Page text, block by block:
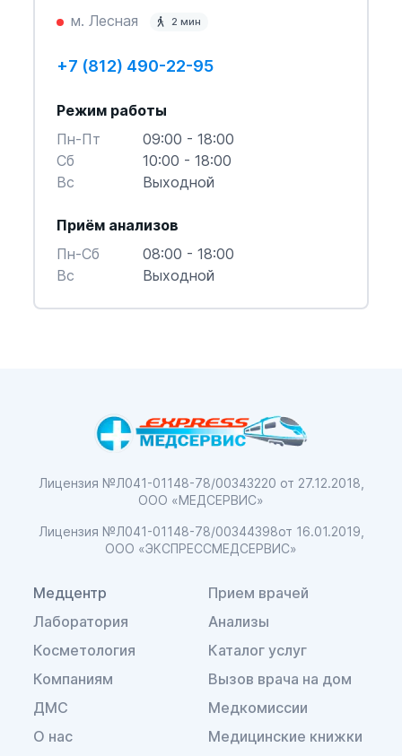
м. Лесная 2 мин
+7 (812) 490-22-95
Режим работы
Пн-Пт
09:00 - 18:00
Cб
10:00 - 18:00
Вс
Выходной
Приём анализов
Пн-Cб
08:00 - 18:00
Вс
Выходной
Лицензия №Л041-01148-78/00343220 от 27.12.2018,
ООО «МЕДСЕРВИС»
Лицензия №Л041-01148-78/00344398от 16.01.2019,
ООО «ЭКСПРЕССМЕДСЕРВИС»
Медцентр
Лаборатория
Косметология
Компаниям
ДМС
О нас
Прием врачей
Анализы
Каталог услуг
Вызов врача на дом
Медкомиссии
Медицинские книжки